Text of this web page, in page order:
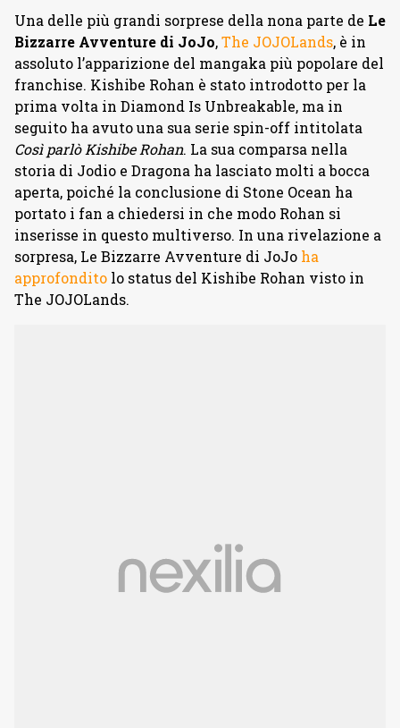
Una delle più grandi sorprese della nona parte de Le
Bizzarre Avventure di JoJo,The JOJOLands, è in
assoluto l’apparizione del mangaka più popolare del
franchise. Kishibe Rohan è stato introdotto per la
prima volta in Diamond Is Unbreakable, ma in
seguito ha avuto una sua serie spin-off intitolata
Così parlò Kishibe Rohan. La sua comparsa nella
storia di Jodio e Dragona ha lasciato molti a bocca
aperta, poiché la conclusione di Stone Ocean ha
portato i fan a chiedersi in che modo Rohan si
inserisse in questo multiverso. In una rivelazione a
sorpresa, Le Bizzarre Avventure di JoJo ha
approfondito lo status del Kishibe Rohan visto in
The JOJOLands.